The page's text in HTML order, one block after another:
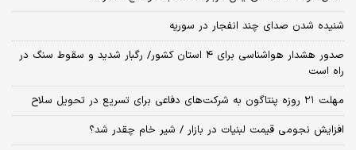
شنیده شدن صدای چند انفجار در سوریه
صدور هشدار هواشناسی برای ۴ استان کشور/ رگبار شدید و سقوط سنگ در
راه است
مهلت ۲۱ روزه پنتاگون به شرکت‌های دفاعی برای تسریع در تحویل سلاح
افزایش نجومی قیمت لبنیات در بازار / شیر خام چقدر شد؟